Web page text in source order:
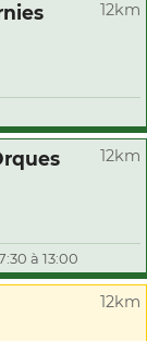
12km
12km
à 13:00
12km